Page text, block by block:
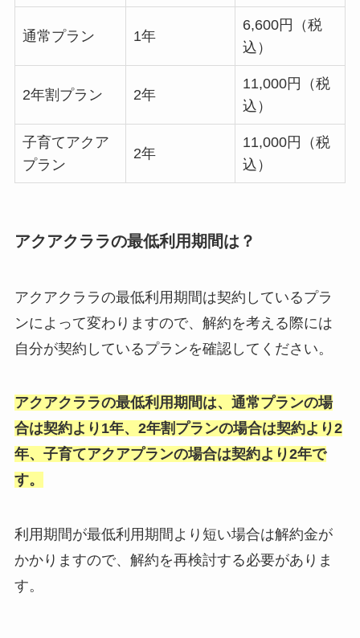
通常プラン 1年
6,600円（税
込）
2年割プラン 2年
11,000円（税
込）
子育てアクア
プラン
2年
11,000円（税
込）
アクアクララの最低利用期間は？
アクアクララの最低利用期間は契約しているプラ
ンによって変わりますので、解約を考える際には
自分が契約しているプランを確認してください。
アクアクララの最低利用期間は、通常プランの場
合は契約より1年、2年割プランの場合は契約より2
年、子育てアクアプランの場合は契約より2年で
す。
利用期間が最低利用期間より短い場合は解約金が
かかりますので、解約を再検討する必要がありま
す。